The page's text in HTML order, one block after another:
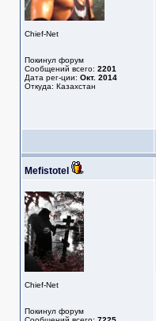
Chief-Net
Покинул форум
Сообщений всего: 2201
Дата рег-ции: Окт. 2014
Откуда: Казахстан
Mefistotel
Chief-Net
Покинул форум